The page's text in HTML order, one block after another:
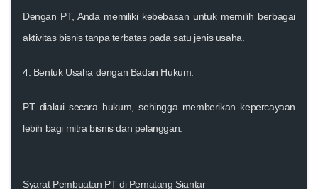
Dengan PT, Anda memiliki kebebasan untuk memilih berbagai
aktivitas bisnis tanpa terbatas pada satu jenis usaha.
4. Bentuk Usaha dengan Badan Hukum:
PT diakui secara hukum, sehingga memberikan kepercayaan
lebih bagi mitra bisnis dan pelanggan.
Syarat Pembuatan PT di Pematang Siantar